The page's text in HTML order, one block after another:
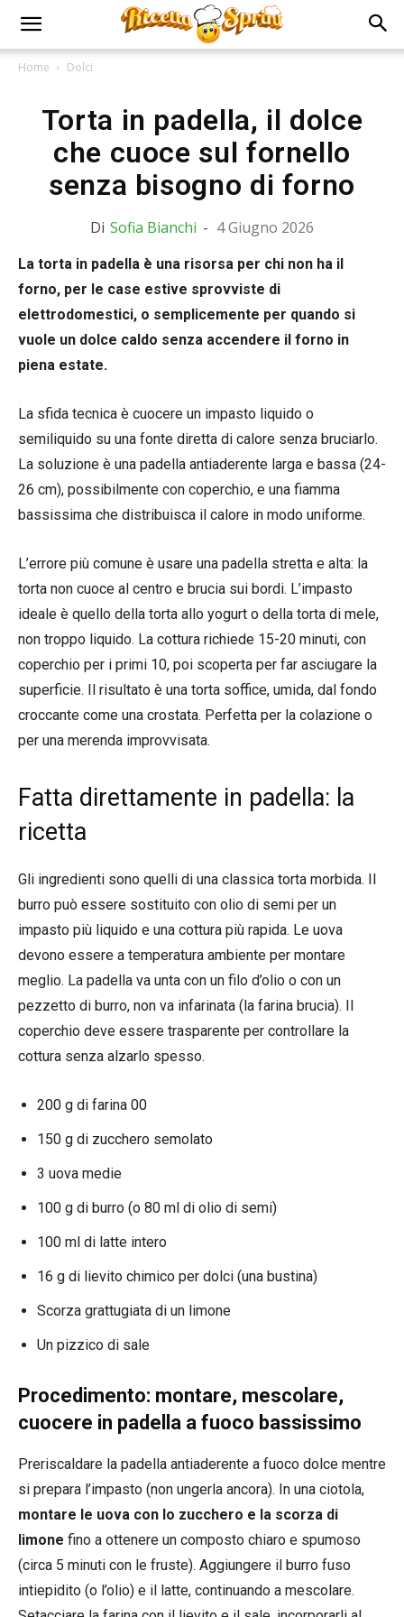
Home Dolci
Torta in padella, il dolce
che cuoce sul fornello
senza bisogno di forno
Di Sofia Bianchi - 4 Giugno 2026
La torta in padella è una risorsa per chi non ha il
forno, per le case estive sprovviste di
elettrodomestici, o semplicemente per quando si
vuole un dolce caldo senza accendere il forno in
piena estate.
La sfida tecnica è cuocere un impasto liquido o
semiliquido su una fonte diretta di calore senza bruciarlo.
La soluzione è una padella antiaderente larga e bassa (24-
26 cm), possibilmente con coperchio, e una fiamma
bassissima che distribuisca il calore in modo uniforme.
L’errore più comune è usare una padella stretta e alta: la
torta non cuoce al centro e brucia sui bordi. L’impasto
ideale è quello della torta allo yogurt o della torta di mele,
non troppo liquido. La cottura richiede 15-20 minuti, con
coperchio per i primi 10, poi scoperta per far asciugare la
superficie. Il risultato è una torta soffice, umida, dal fondo
croccante come una crostata. Perfetta per la colazione o
per una merenda improvvisata.
Fatta direttamente in padella: la
ricetta
Gli ingredienti sono quelli di una classica torta morbida. Il
burro può essere sostituito con olio di semi per un
impasto più liquido e una cottura più rapida. Le uova
devono essere a temperatura ambiente per montare
meglio. La padella va unta con un filo d’olio o con un
pezzetto di burro, non va infarinata (la farina brucia). Il
coperchio deve essere trasparente per controllare la
cottura senza alzarlo spesso.
200 g di farina 00
150 g di zucchero semolato
3 uova medie
100 g di burro (o 80 ml di olio di semi)
100 ml di latte intero
16 g di lievito chimico per dolci (una bustina)
Scorza grattugiata di un limone
Un pizzico di sale
Procedimento: montare, mescolare,
cuocere in padella a fuoco bassissimo
Preriscaldare la padella antiaderente a fuoco dolce mentre
si prepara l’impasto (non ungerla ancora). In una ciotola,
montare le uova con lo zucchero e la scorza di
limone fino a ottenere un composto chiaro e spumoso
(circa 5 minuti con le fruste). Aggiungere il burro fuso
intiepidito (o l’olio) e il latte, continuando a mescolare.